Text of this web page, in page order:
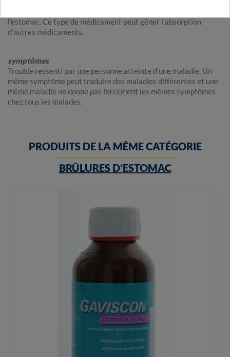
l'estomac. Ce type de médicament peut gêner l'absorption
d'autres médicaments.
symptômes
Trouble ressenti par une personne atteinte d'une maladie. Un
même symptôme peut traduire des maladies différentes et une
même maladie ne donne pas forcément les mêmes symptômes
chez tous les malades.
PRODUITS DE LA MÊME CATÉGORIE
BRÛLURES D'ESTOMAC